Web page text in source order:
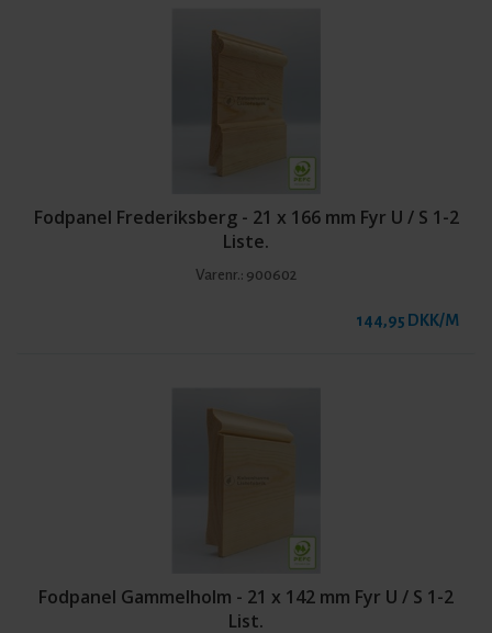
Fodpanel Frederiksberg - 21 x 166 mm Fyr U / S 1-2
Liste.
Varenr.: 900602
144,95 DKK/M
Fodpanel Gammelholm - 21 x 142 mm Fyr U / S 1-2
List.